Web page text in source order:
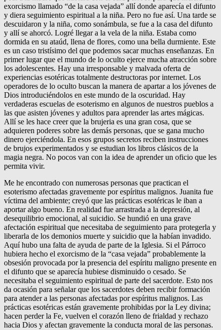
exorcismo llamado “de la casa vejada” allí donde aparecía el difunto
y diera seguimiento espiritual a la niña. Pero no fue así. Una tarde se
descuidaron y la niña, como sonámbula, se fue a la casa del difunto
y allí se ahorcó. Logré llegar a la vela de la niña. Estaba como
dormida en su ataúd, llena de flores, como una bella durmiente. Este
es un caso tristísimo del que podemos sacar muchas enseñanzas. En
primer lugar que el mundo de lo oculto ejerce mucha atracción sobre
los adolescentes. Hay una irresponsable y malvada oferta de
experiencias esotéricas totalmente destructoras por internet. Los
operadores de lo oculto buscan la manera de apartar a los jóvenes de
Dios introduciéndolos en este mundo de la oscuridad. Hay
verdaderas escuelas de esoterismo en algunos de nuestros pueblos a
las que asisten jóvenes y adultos para aprender las artes mágicas.
Allí se les hace creer que la brujeria es una gran cosa, que se
adquieren poderes sobre las demás personas, que se gana mucho
dinero ejerciéndola. En esos grupos secretos reciben instrucciones
de brujos experimentados y se estudian los libros clásicos de la
magia negra. No pocos van con la idea de aprender un oficio que les
permita vivir.
Me he encontrado con numerosas personas que practican el
esoterismo afectadas gravemente por espíritus malignos. Juanita fue
víctima del ambiente; creyó que las prácticas esotéricas le iban a
aportar algo bueno. En realidad fue arrastrada a la depresión, al
desequilibrio emocional, al suicidio. Se hundió en una grave
afectación espiritual que necesitaba de seguimiento para protegerla y
liberarla de los demonios muerte y suicidio que la habían invadido.
Aquí hubo una falta de ayuda de parte de la Iglesia. Si el Párroco
hubiera hecho el exorcismo de la “casa vejada” probablemente la
obsesión provocada por la presencia del espíritu maligno presente en
el difunto que se aparecía hubiese disminuido o cesado. Se
necesitaba el seguimiento espiritual de parte del sacerdote. Esto nos
da ocasión para señalar que los sacerdotes deben recibir formación
para atender a las personas afectadas por espíritus malignos. Las
prácticas esotéricas están gravemente prohibidas por la Ley divina;
hacen perder la Fe, vuelven el corazón lleno de frialdad y rechazo
hacia Dios y afectan gravemente la conducta moral de las personas.